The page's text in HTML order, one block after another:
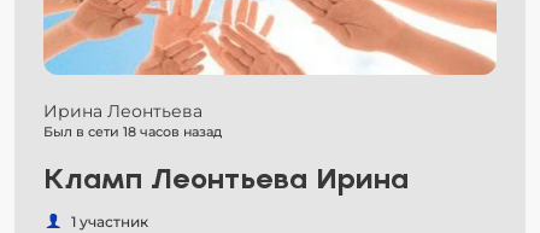
Ирина Леонтьева
Был в сети 18 часов назад
Кламп Леонтьева Ирина
1 участник